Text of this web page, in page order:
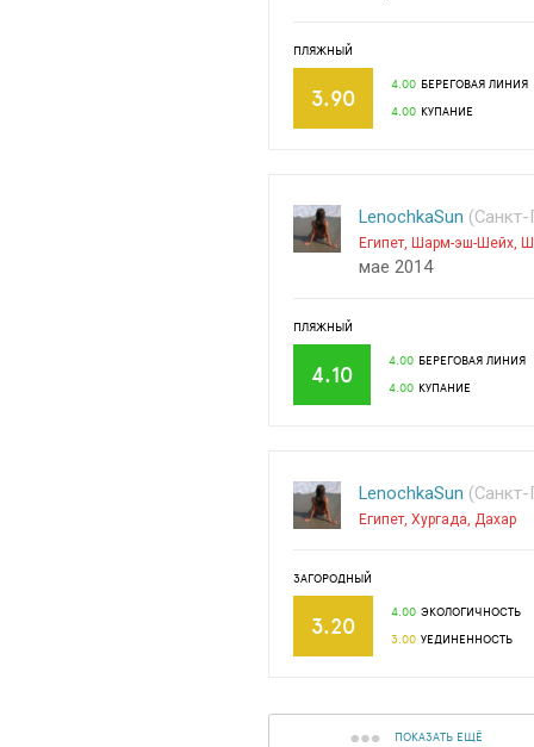
ПЛЯЖНЫЙ
3.90 4.00 БЕРЕГОВАЯ ЛИНИЯ
4.00 КУПАНИЕ
LenochkaSun (Санкт-
Египет, Шарм-эш-Шейх,
мае 2014
ПЛЯЖНЫЙ
4.10 4.00 БЕРЕГОВАЯ ЛИНИЯ
4.00 КУПАНИЕ
LenochkaSun (Санкт-
Египет, Хургада, Дахар
ЗАГОРОДНЫЙ
3.20 4.00 ЭКОЛОГИЧНОСТЬ
3.00 УЕДИНЕННОСТЬ
ПОКАЗАТЬ ЕЩЁ